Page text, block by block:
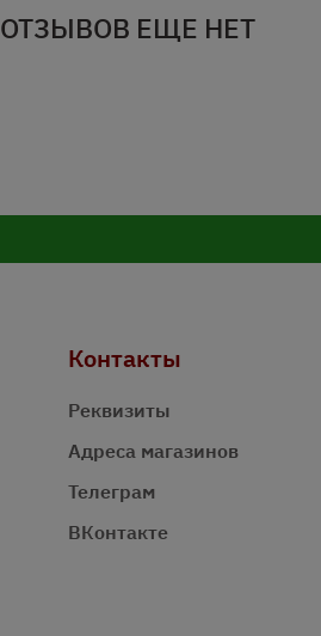
ОТЗЫВОВ ЕЩЕ НЕТ
Контакты
Реквизиты
Адреса магазинов
Телеграм
ВКонтакте